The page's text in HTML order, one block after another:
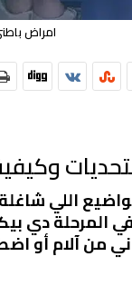
امراض
اللي
دي
من آلام أو